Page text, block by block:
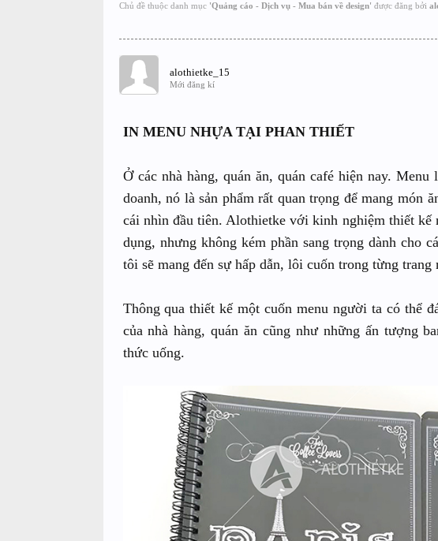
Chủ đề thuộc danh mục 'Quảng cáo - Dịch vụ - Mua bán về design' được đăng bởi
alothietke_15
Mới đăng kí
IN MENU NHỰA TẠI PHAN THIẾT
Ở các nhà hàng, quán ăn, quán café hiện nay.
doanh, nó là sản phẩm rất quan trọng để mang món
cái nhìn đầu tiên. Alothietke với kinh nghiệm thiết kế
dụng, nhưng không kém phần sang trọng dành cho
tôi sẽ mang đến sự hấp dẫn, lôi cuốn trong từng trang
Thông qua thiết kế một cuốn menu người ta có thể
của nhà hàng, quán ăn cũng như những ấn tượng
thức uống.